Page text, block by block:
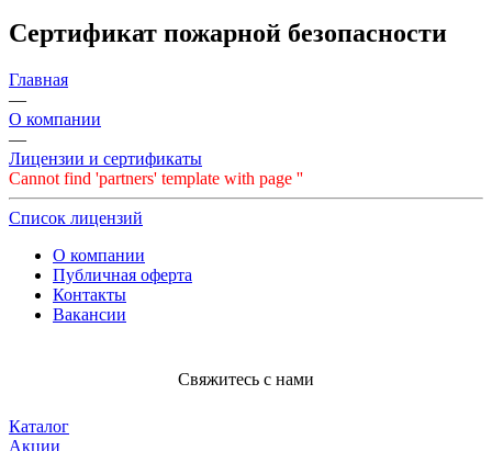
Сертификат пожарной безопасности
Главная
—
О компании
—
Лицензии и сертификаты
Cannot find 'partners' template with page ''
Список лицензий
О компании
Публичная оферта
Контакты
Вакансии
Свяжитесь с нами
Каталог
Акции